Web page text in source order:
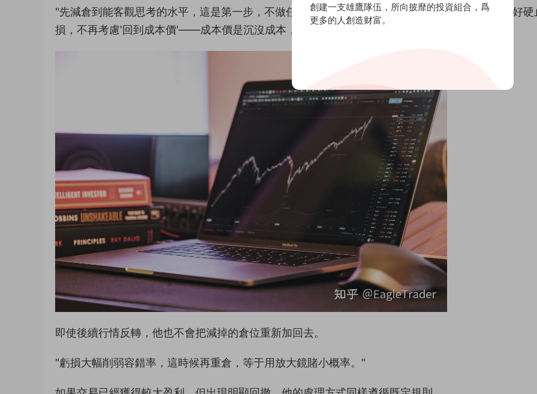
"先減倉到能客觀思考的水平，這是第一步，不做任何分析。然後重新計算還能接受多少虧損，設好硬
損，不再考慮'回到成本價'——成本價是沉沒成本，跟現在沒關系。"
即使後續行情反轉，他也不會把減掉的倉位重新加回去。
"虧損大幅削弱容錯率，這時候再重倉，等于用放大鏡賭小概率。"
創建一支雄鷹隊伍，所向披靡的投資組合，爲
更多的人創造财富。